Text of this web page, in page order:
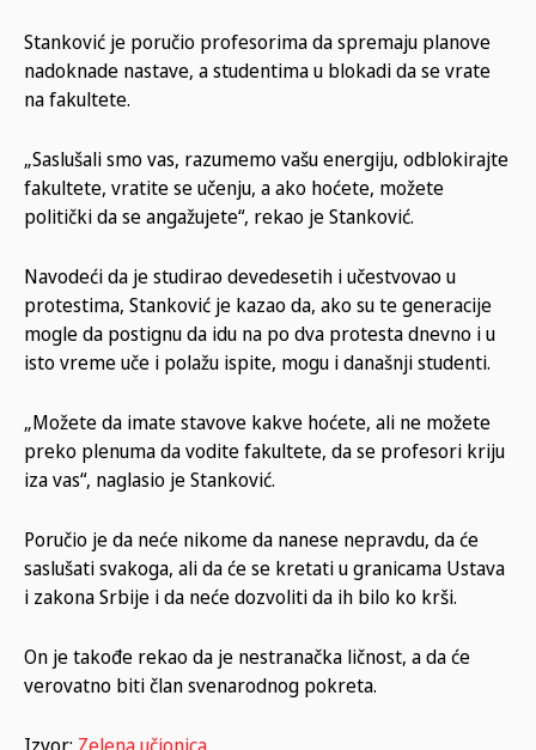
Stanković je poručio profesorima da spremaju planove
nadoknade nastave, a studentima u blokadi da se vrate
na fakultete.
„Saslušali smo vas, razumemo vašu energiju, odblokirajte
fakultete, vratite se učenju, a ako hoćete, možete
politički da se angažujete“, rekao je Stanković.
Navodeći da je studirao devedesetih i učestvovao u
protestima, Stanković je kazao da, ako su te generacije
mogle da postignu da idu na po dva protesta dnevno i u
isto vreme uče i polažu ispite, mogu i današnji studenti.
„Možete da imate stavove kakve hoćete, ali ne možete
preko plenuma da vodite fakultete, da se profesori kriju
iza vas“, naglasio je Stanković.
Poručio je da neće nikome da nanese nepravdu, da će
saslušati svakoga, ali da će se kretati u granicama Ustava
i zakona Srbije i da neće dozvoliti da ih bilo ko krši.
On je takođe rekao da je nestranačka ličnost, a da će
verovatno biti član svenarodnog pokreta.